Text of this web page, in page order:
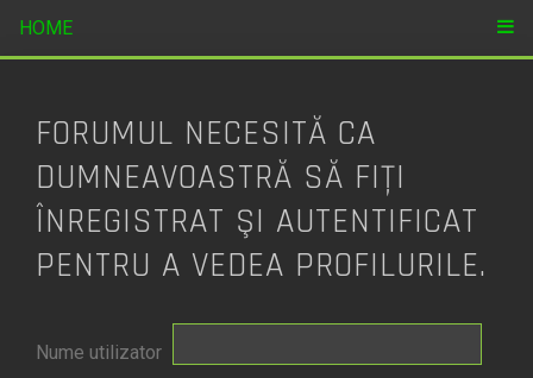
HOME
FORUMUL NECESITĂ CA
DUMNEAVOASTRĂ SĂ FIŢI
ÎNREGISTRAT ŞI AUTENTIFICAT
PENTRU A VEDEA PROFILURILE.
Nume utilizator